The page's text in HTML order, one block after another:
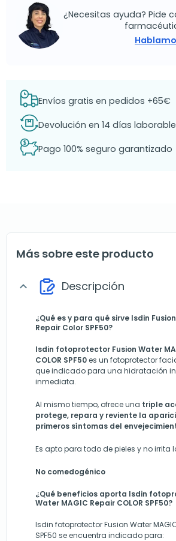
¿Necesitas ayuda? Pide
Envíos gratis en pedidos +65€
Devolución en 14 días
Pago 100% seguro garantizado
Más sobre este producto
expand_more Descripción
¿Qué es y para qué sirve Isdin
Repair Color SPF50?
Isdin fotoprotector Fusion Water
COLOR SPF50es un fotoprotector
que indicado para una hidratación
inmediata.
Al mismo tiempo, ofrece una triple
protege, repara y reviente la
primeros síntomas del
Es apto para todo de pieles y no irrita
No comedogénico
¿Qué beneficios aporta Isdin
Water MAGIC Repair COLOR SPF50?
Isdin fotoprotector Fusion Water
SPF50 se encuentra indicado para: